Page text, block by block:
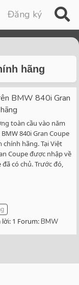
Đăng ký
hãng
BMW 840i Gran
toàn cầu vào năm
840i Gran Coupe
hãng. Tại Việt
Coupe được nhập về
có chủ. Trước đó,
lời: 1 Forum:BMW